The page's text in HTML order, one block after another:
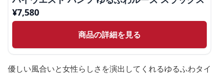
¥7,580
商品の詳細を見る
優しい風合いと女性らしさを演出してくれるゆるふわタイ